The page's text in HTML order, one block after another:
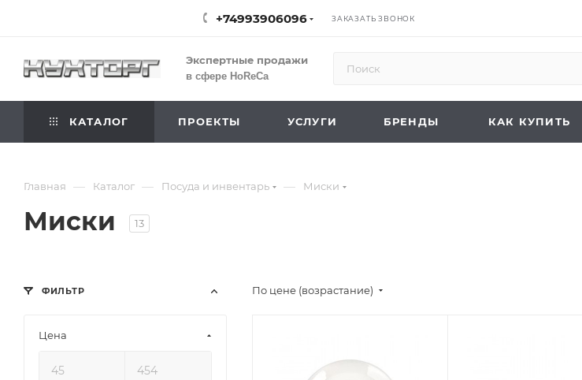
+74993906096 ЗАКАЗАТЬ ЗВОНОК
Экспертные продажи
в сфере HoReCa
КАТАЛОГ ПРОЕКТЫ УСЛУГИ БРЕНДЫ КАК КУПИТЬ
Главная — Каталог — Посуда и инвентарь — Миски
Миски 13
По цене (возрастание)
ФИЛЬТР
Цена